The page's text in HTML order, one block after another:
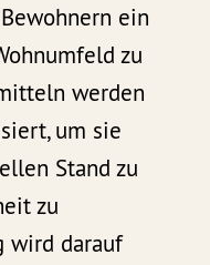
ein
zu
werden
um sie
Stand zu
zu
wird darauf